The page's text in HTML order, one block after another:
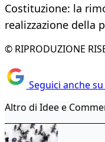
Costituzione: la
realizzazione della
© RIPRODUZIONE
Seguici anche
Altro di Idee e